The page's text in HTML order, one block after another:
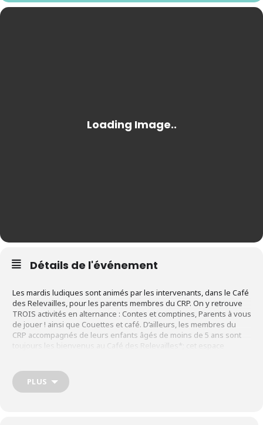
Détails de l'événement
Les mardis ludiques sont animés par les intervenants, dans le Café
des Relevailles, pour les parents membres du CRP. On y retrouve
TROIS activités en alternance : Contes et comptines, Parents à vous
de jouer ! ainsi que Couettes et café. D’ailleurs, les membres du
CRP accompagnés de leurs enfants âgés de moins de 5 ans sont
toujours les bienvenus au Café des Relevailles*; cet espace
endroit approprié à la réalité avec bébé !
PLUS